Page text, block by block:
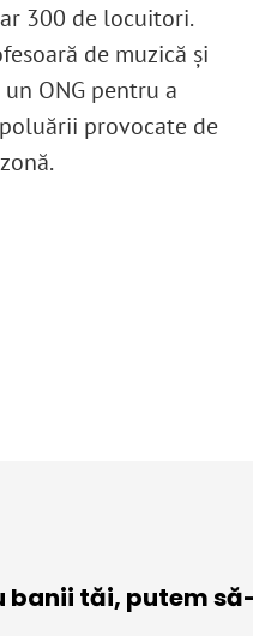
300 de locuitori.
de muzică şi
ONG pentru a
provocate de
tăi, putem